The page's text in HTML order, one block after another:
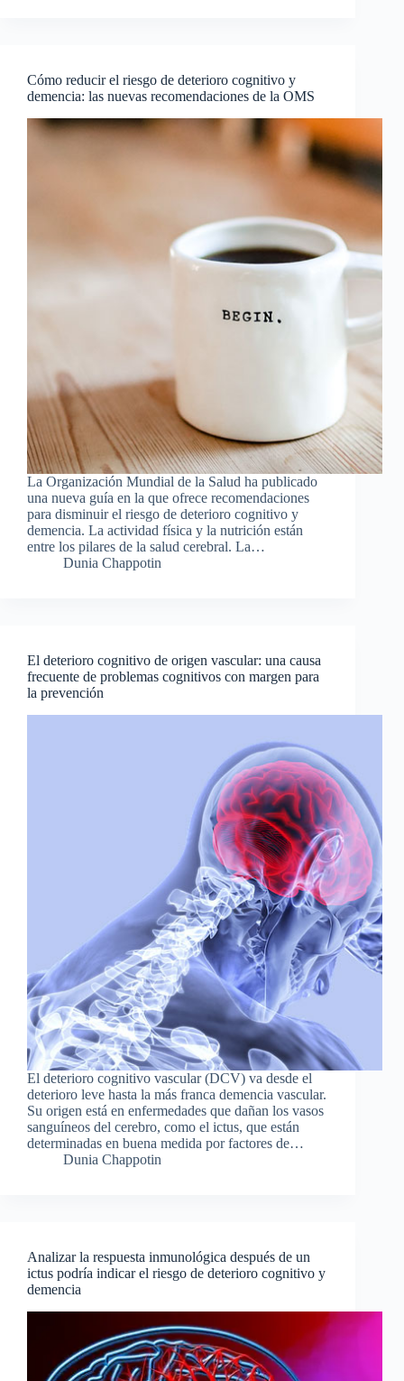
Cómo reducir el riesgo de deterioro cognitivo y
demencia: las nuevas recomendaciones de la OMS
La Organización Mundial de la Salud ha publicado
una nueva guía en la que ofrece recomendaciones
para disminuir el riesgo de deterioro cognitivo y
demencia. La actividad física y la nutrición están
entre los pilares de la salud cerebral. La…
Dunia Chappotin
El deterioro cognitivo de origen vascular: una causa
frecuente de problemas cognitivos con margen para
la prevención
El deterioro cognitivo vascular (DCV) va desde el
deterioro leve hasta la más franca demencia vascular.
Su origen está en enfermedades que dañan los vasos
sanguíneos del cerebro, como el ictus, que están
determinadas en buena medida por factores de…
Dunia Chappotin
Analizar la respuesta inmunológica después de un
ictus podría indicar el riesgo de deterioro cognitivo y
demencia